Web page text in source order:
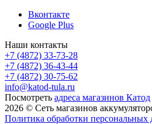
Вконтакте
Google Plus
Наши контакты
+7 (4872) 33-73-28
+7 (4872) 36-43-44
+7 (4872) 30-75-62
info@katod-tula.ru
Посмотреть адреса магазинов Катод
2026 © Сеть магазинов
Политика обработки персональных